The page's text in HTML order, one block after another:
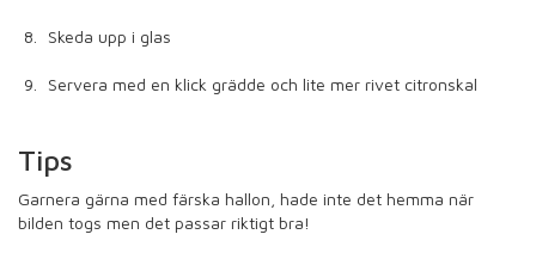
Skeda upp i glas
Servera med en klick grädde och lite mer rivet citronskal
Tips
Garnera gärna med färska hallon, hade inte det hemma när
bilden togs men det passar riktigt bra!